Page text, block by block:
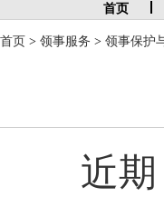
首页
首页 > 领事服务 > 领事保护
近